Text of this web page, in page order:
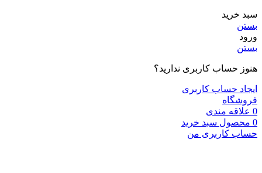
سبد خرید
بستن
ورود
بستن
هنوز حساب کاربری ندارید؟
ایجاد حساب کاربری
فروشگاه
0 علاقه مندی
0 محصول سبد خرید
حساب کاربری من